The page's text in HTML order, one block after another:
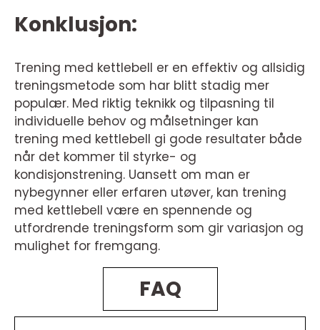
Konklusjon:
Trening med kettlebell er en effektiv og allsidig
treningsmetode som har blitt stadig mer
populær. Med riktig teknikk og tilpasning til
individuelle behov og målsetninger kan
trening med kettlebell gi gode resultater både
når det kommer til styrke- og
kondisjonstrening. Uansett om man er
nybegynner eller erfaren utøver, kan trening
med kettlebell være en spennende og
utfordrende treningsform som gir variasjon og
mulighet for fremgang.
FAQ